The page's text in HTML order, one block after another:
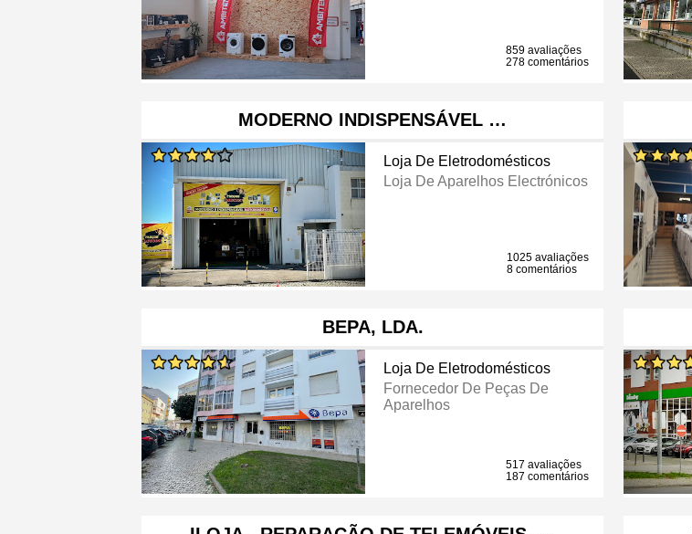
859 avaliações
278 comentários
MODERNO INDISPENSÁVEL …
Loja De Eletrodomésticos
Loja De Aparelhos Electrónicos
1025 avaliações
8 comentários
BEPA, LDA.
Loja De Eletrodomésticos
Fornecedor De Peças De
Aparelhos
517 avaliações
187 comentários